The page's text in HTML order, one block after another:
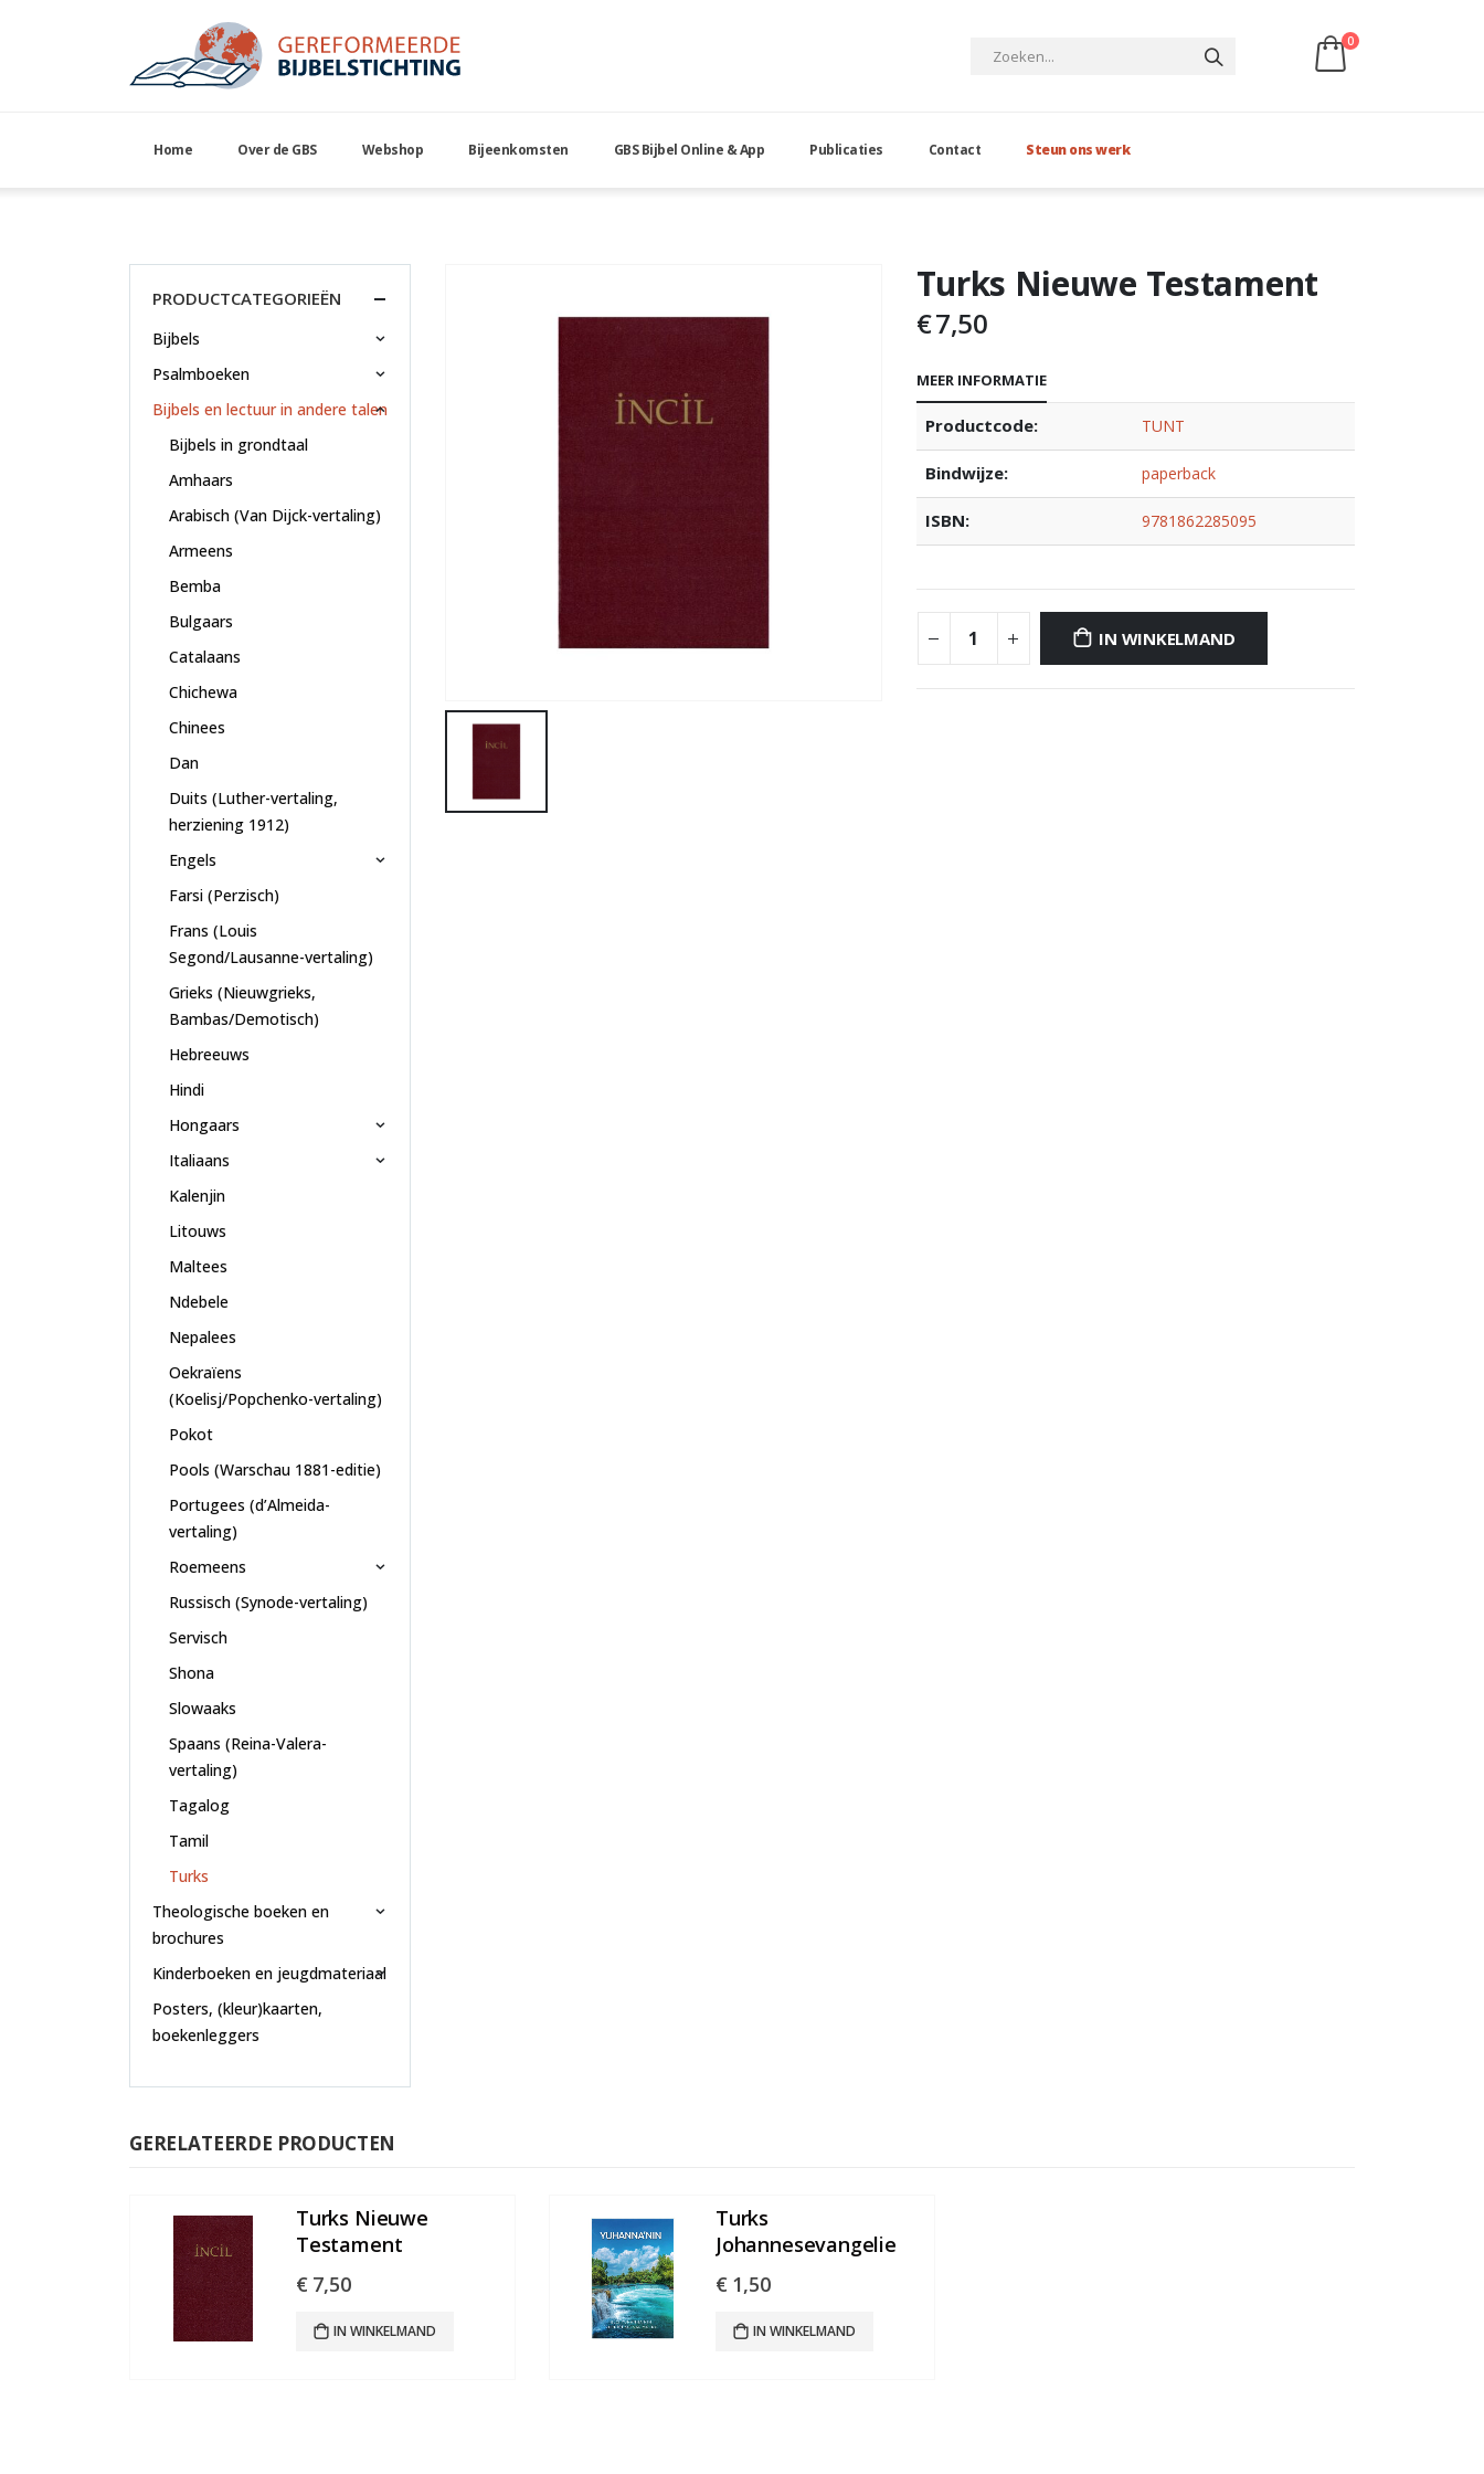
0
Home Over de GBS Webshop Bijeenkomsten GBS Bijbel Online & App Publicaties Contact Steun ons werk
Turks Nieuwe Testament
€7,50
MEER INFORMATIE
Productcode: TUNT
Bindwijze: paperback
ISBN: 9781862285095
IN WINKELMAND
PRODUCTCATEGORIEËN
Bijbels
Psalmboeken
Bijbels en lectuur in andere talen
Bijbels in grondtaal
Amhaars
Arabisch (Van Dijck-vertaling)
Armeens
Bemba
Bulgaars
Catalaans
Chichewa
Chinees
Dan
Duits (Luther-vertaling,
herziening 1912)
Engels
Farsi (Perzisch)
Frans (Louis
Segond/Lausanne-vertaling)
Grieks (Nieuwgrieks,
Bambas/Demotisch)
Hebreeuws
Hindi
Hongaars
Italiaans
Kalenjin
Litouws
Maltees
Ndebele
Nepalees
Oekraïens
(Koelisj/Popchenko-vertaling)
Pokot
Pools (Warschau 1881-editie)
Portugees (d’Almeida-
vertaling)
Roemeens
Russisch (Synode-vertaling)
Servisch
Shona
Slowaaks
Spaans (Reina-Valera-
vertaling)
Tagalog
Tamil
Turks
Theologische boeken en
brochures
Kinderboeken en jeugdmateriaal
Posters, (kleur)kaarten,
boekenleggers
GERELATEERDE PRODUCTEN
Turks Nieuwe
Testament
€ 7,50
IN WINKELMAND
Turks
Johannesevangelie
€ 1,50
IN WINKELMAND